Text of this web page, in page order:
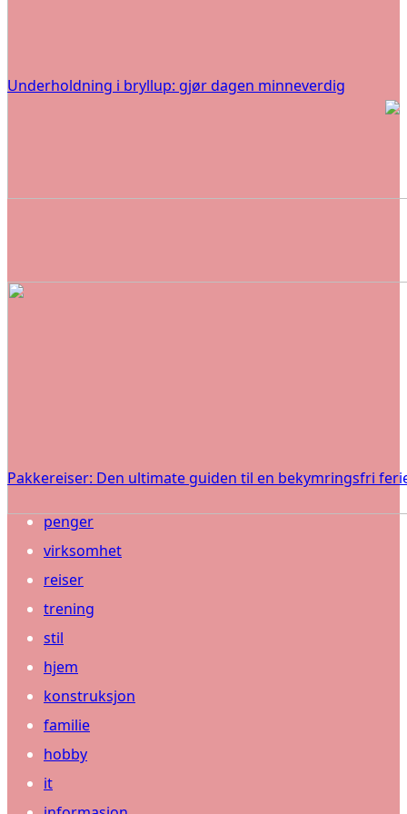
Underholdning i bryllup: gjør dagen minneverdig
Pakkereiser: Den ultimate guiden til en bekymringsfri
penger
virksomhet
reiser
trening
stil
hjem
konstruksjon
familie
hobby
it